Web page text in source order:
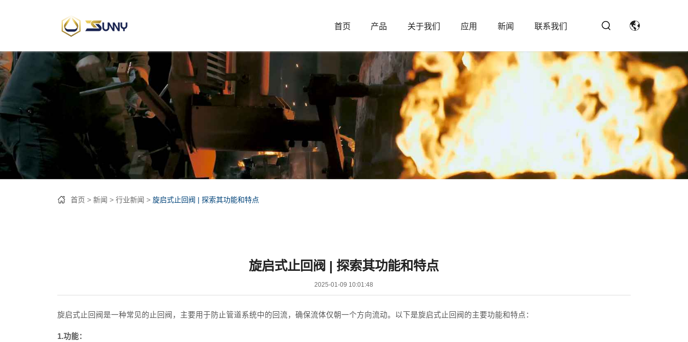
首页 产品 关于我们 应用 新闻 联系我们
首页 新闻 行业新闻 旋启式止回阀 | 探索其功能和特点
旋启式止回阀 | 探索其功能和特点
2025-01-09 10:01:48
旋启式止回阀是一种常见的止回阀，主要用于防止管道系统中的回流，确保流体仅朝一个方向流动。以下是旋启式止回阀的主要功能和特点：
1.功能：